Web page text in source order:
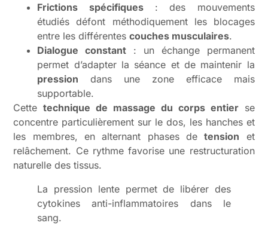
Frictions spécifiques: des mouvements
étudiés défont méthodiquement les blocages
entre les différentescouches musculaires.
Dialogue constant : un échange permanent
permet d’adapter la séance et de maintenir la
pression dans une zone efficace mais
supportable.
Cettetechnique de massage du corps entierse
concentre particulièrement sur le dos, les hanches et
les membres, en alternant phases detension et
relâchement. Ce rythme favorise une restructuration
naturelle des tissus.
La pression lente permet de libérer des
cytokines anti-inflammatoires dans le
sang.